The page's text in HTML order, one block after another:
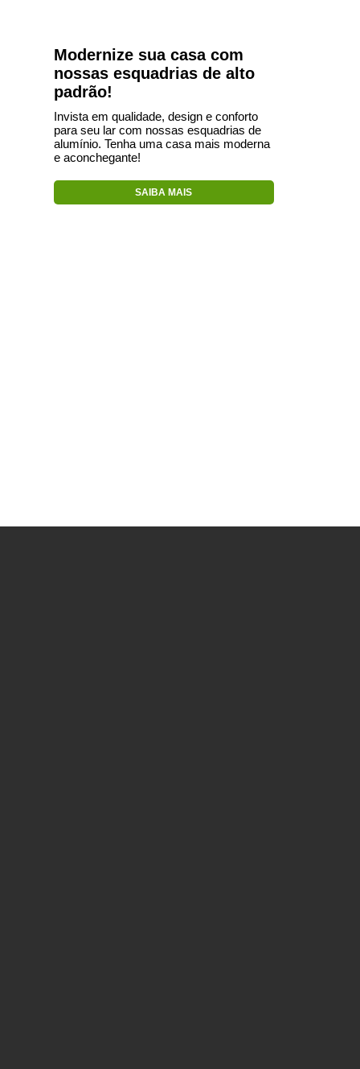
Modernize sua casa com
nossas esquadrias de alto
padrão!
Invista em qualidade, design e conforto
para seu lar com nossas esquadrias de
alumínio. Tenha uma casa mais moderna
e aconchegante!
SAIBA MAIS